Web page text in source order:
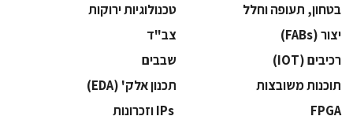
בטחון, תעופה וחלל
‫טכנולוגיות ירוקות‬
‫יצור (‪(FABs‬‬
‫צב"ד‬
‫רכיבים‬ (IOT)
‫שבבים‬
‫תוכנות משובצות‬
‫תכנון אלק' (‪(EDA‬‬
‫‪FPGA‬‬